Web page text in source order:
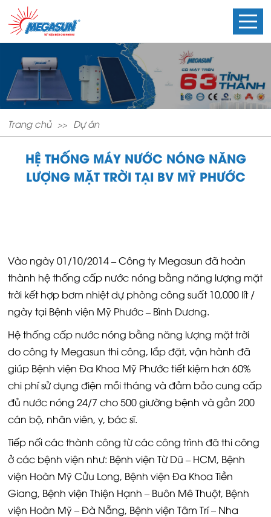
Trang chủ Dự án
HỆ THỐNG MÁY NƯỚC NÓNG NĂNG
LƯỢNG MẶT TRỜI TẠI BV MỸ PHƯỚC
Vào ngày 01/10/2014 – Công ty Megasun đã hoàn
thành hệ thống cấp nước nóng bằng năng lượng mặt
trời kết hợp bơm nhiệt dự phòng công suất 10,000 lít /
ngày tại Bệnh viện Mỹ Phước – Bình Dương.
Hệ thống cấp nước nóng bằng năng lượng mặt trời
do công ty Megasun thi công, lắp đặt, vận hành đã
giúp Bệnh viện Đa Khoa Mỹ Phước tiết kiệm hơn 60%
chi phí sử dụng điện mỗi tháng và đảm bảo cung cấp
đủ nước nóng 24/7 cho 500 giường bệnh và gần 200
cán bộ, nhân viên, y, bác sĩ.
Tiếp nối các thành công từ các công trình đã thi công
ở các bệnh viện như: Bệnh viện Từ Dũ – HCM, Bệnh
viện Hoàn Mỹ Cửu Long, Bệnh viện Đa Khoa Tiền
Giang, Bệnh viện Thiện Hạnh – Buôn Mê Thuột, Bệnh
viện Hoàn Mỹ – Đà Nẵng, Bệnh viện Tâm Trí – Nha